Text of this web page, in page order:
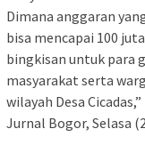
Dimana anggaran
bisa mencapai 100
bingkisan untuk para
masyarakat serta
wilayah Desa
Jurnal Bogor, Selasa